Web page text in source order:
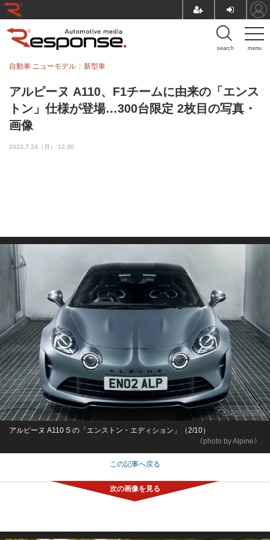
menu
search
アルピーヌ A110、F1チームに由来の「エンス
トン」仕様が登場…300台限定 2枚目の写真・
画像
自動車 ニューモデル 新型車
2023.7.24（月） 12:30
《photo by Alpine》
アルピーヌ A110 S の「エンストン・エディション」（2/10）
この記事へ戻る